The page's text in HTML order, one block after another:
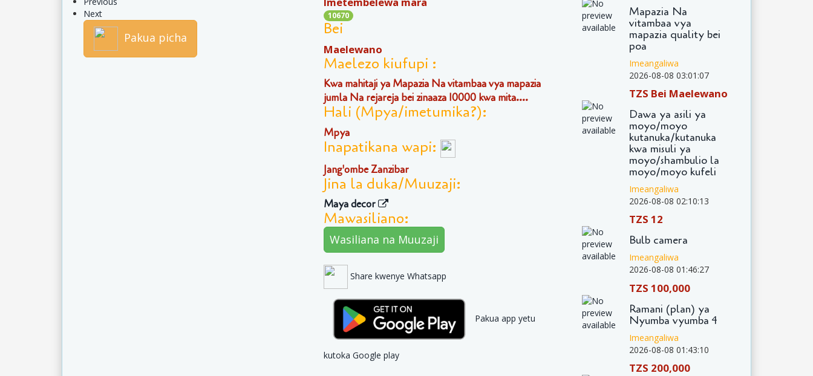
Next
Pakua picha
10670
Bei
Maelewano
Maelezo kiufupi :
Kwa mahitaji ya Mapazia Na vitambaa vya mapazia
jumla Na rejareja bei zinaaza 10000 kwa mita....
Hali (Mpya/imetumika?):
Mpya
Inapatikana wapi:
Jang'ombe Zanzibar
Jina la duka/Muuzaji:
Maya decor
Mawasiliano:
Wasiliana na Muuzaji
Share kwenye Whatsapp
Pakua app yetu
kutoka Google play
Mapazia Na
vitambaa vya
mapazia quality bei
poa
Imeangaliwa
2026-08-08 03:01:07
TZS Bei Maelewano
Dawa ya asili ya
moyo/moyo
kutanuka/kutanuka
kwa misuli ya
moyo/shambulio la
moyo/moyo kufeli
Imeangaliwa
2026-08-08 02:10:13
TZS 12
Bulb camera
Imeangaliwa
2026-08-08 01:46:27
TZS 100,000
Ramani (plan) ya
Nyumba vyumba 4
Imeangaliwa
2026-08-08 01:43:10
TZS 200,000